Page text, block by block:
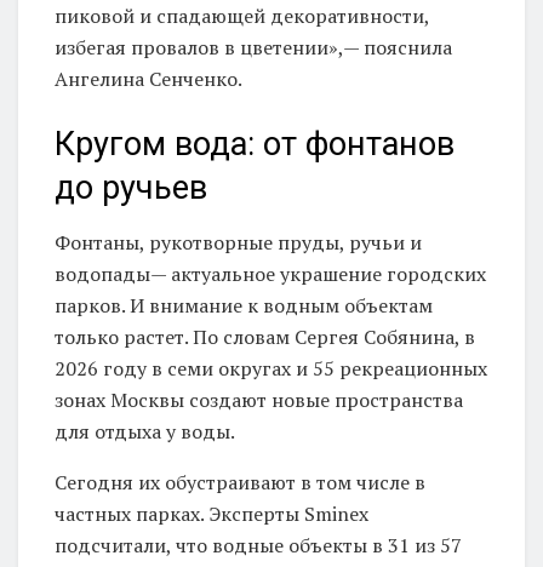
пиковой и спадающей декоративности,
избегая провалов в цветении»,— пояснила
Ангелина Сенченко.
Кругом вода: от фонтанов
до ручьев
Фонтаны, рукотворные пруды, ручьи и
водопады— актуальное украшение городских
парков. И внимание к водным объектам
только растет. По словам Сергея Собянина, в
2026 году в семи округах и 55 рекреационных
зонах Москвы создают новые пространства
для отдыха у воды.
Сегодня их обустраивают в том числе в
частных парках. Эксперты Sminex
подсчитали, что водные объекты в 31 из 57